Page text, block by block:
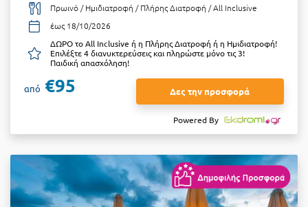
Πρωινό / Ημιδιατροφή / Πλήρης Διατροφή / All Inclusive
έως 18/10/2026
ΔΩΡΟ το All Inclusive ή η Πλήρης Διατροφή ή η Ημιδιατροφή!
Επιλέξτε 4 διανυκτερεύσεις και πληρώστε μόνο τις 3!
Παιδική απασχόληση!
από €95 Δες την προσφορά
Powered By